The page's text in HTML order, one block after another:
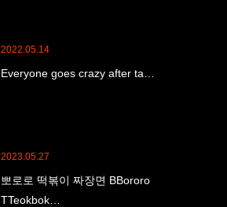
2022.05.14
Everyone goes crazy after ta…
2023.05.27
뽀로로 떡볶이 짜장면 BBororo
TTeokbok…